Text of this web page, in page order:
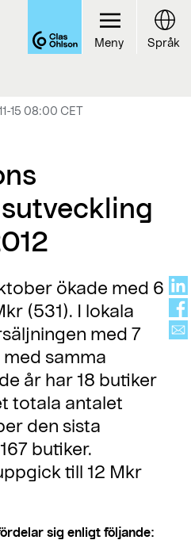
15 08:00 CET
ökade med 6
(531). I lokala
med 7
samma
år har 18 butiker
totala antalet
den sista
butiker.
till 12 Mkr
sig enligt följande:
Meny Språk